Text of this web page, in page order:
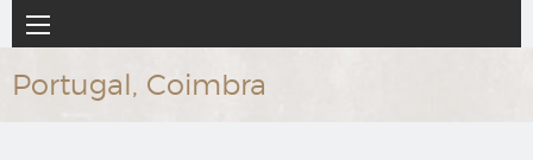
al
contenido
principal
Navegación
principal
Portugal, Coimbra